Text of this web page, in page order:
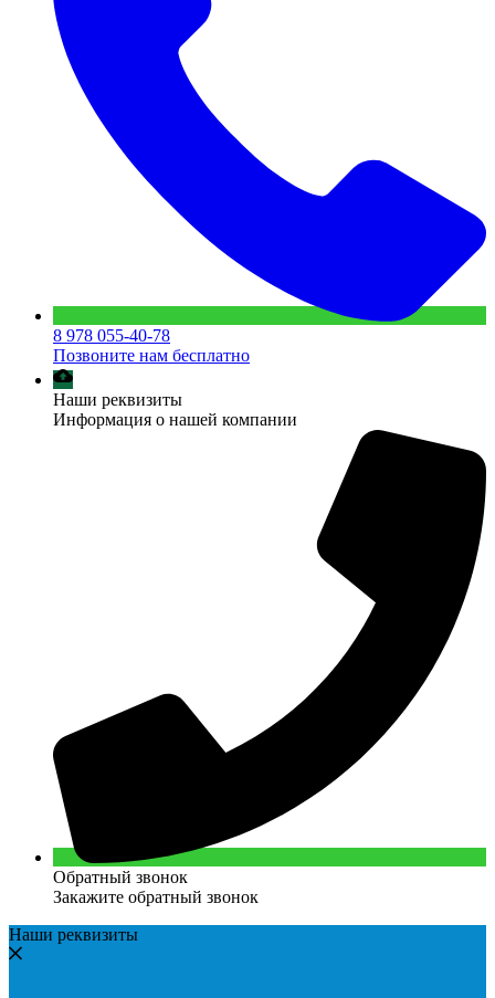
8 978 055-40-78
Позвоните нам бесплатно
Наши реквизиты
Информация о нашей компании
Обратный звонок
Закажите обратный звонок
Наши реквизиты